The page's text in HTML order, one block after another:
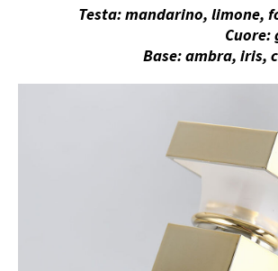
Testa: mandarino, limone,
Cuore:
Base: ambra, iris,